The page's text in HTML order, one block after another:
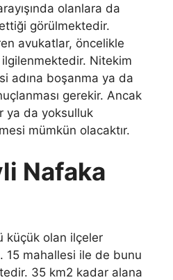
olanlara da
görülmektedir.
avukatlar, öncelikle
Nitekim
adına boşanma ya da
gerekir. Ancak
ya da yoksulluk
mümkün olacaktır.
Nafaka
küçük olan ilçeler
15 mahallesi ile de bunu
35 km2 kadar alana